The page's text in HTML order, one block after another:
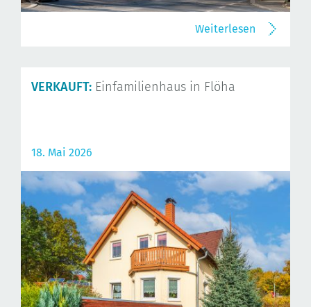
Weiterlesen
VERKAUFT: Einfamilienhaus in Flöha
18. Mai 2026